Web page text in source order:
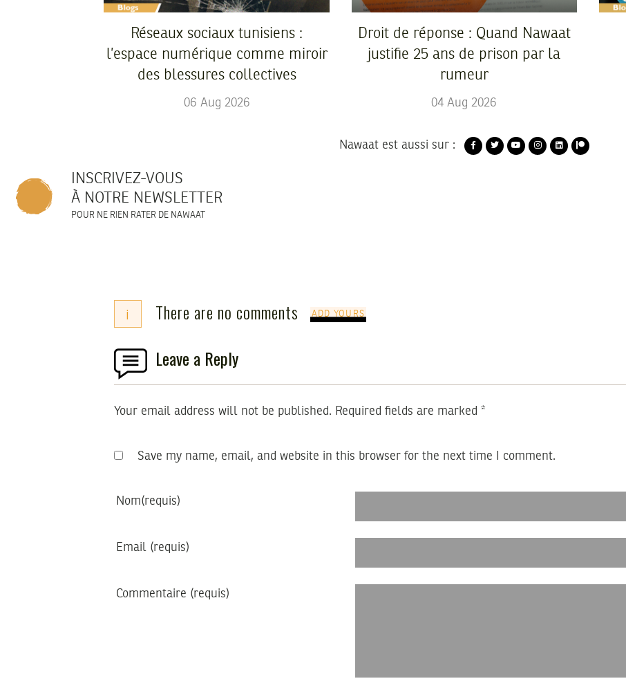
Réseaux sociaux tunisiens :
l’espace numérique comme miroir
des blessures collectives
06 Aug 2026
Droit de réponse : Quand Nawaat
justifie 25 ans de prison par la
rumeur
04 Aug 2026
Nawaat est aussi sur :
INSCRIVEZ-VOUS
À NOTRE NEWSLETTER
POUR NE RIEN RATER DE NAWAAT
i There are no comments ADD YOURS
Leave a Reply
Your email address will not be published. Required fields are marked*
Save my name, email, and website in this browser for the next time I comment.
Nom(requis)
Email (requis)
Commentaire (requis)